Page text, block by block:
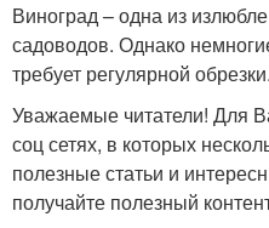
Виноград – одна из
садоводов. Однако
требует регулярной обрезки.
Уважаемые читатели! Для
соц сетях, в которых
полезные статьи и
получайте полезный